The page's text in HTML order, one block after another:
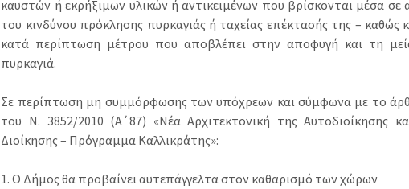
καυστών ή εκρήξιμων υλικών ή αντικειμένων που βρίσκονται μέσα
του κινδύνου πρόκλησης πυρκαγιάς ή ταχείας επέκτασής της – καθώς
κατά περίπτωση μέτρου που αποβλέπει στην αποφυγή και τη
πυρκαγιά.
Σε περίπτωση μη συμμόρφωσης των υπόχρεων και σύμφωνα με το
του Ν. 3852/2010 (Α΄87) «Νέα Αρχιτεκτονική της Αυτοδιοίκησης
Διοίκησης – Πρόγραμμα Καλλικράτης»:
1. Ο Δήμος θα προβαίνει αυτεπάγγελτα στον καθαρισμό των χώρων